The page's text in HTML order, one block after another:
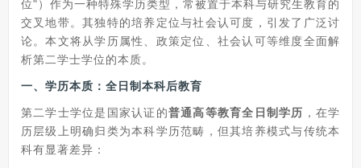
位"）作为一种特殊学历类型，常被置于本科与研究生教育的
交叉地带。其独特的培养定位与社会认可度，引发了广泛讨
论。本文将从学历属性、政策定位、社会认可等维度全面解
析第二学士学位的本质。
一、学历本质： 全日制本科后教育
第二学士学位是国家认证的普通高等教育全日制学历 ，在学
历层级上明确归类为本科学历范畴，但其培养模式与传统本
科有显著差异：